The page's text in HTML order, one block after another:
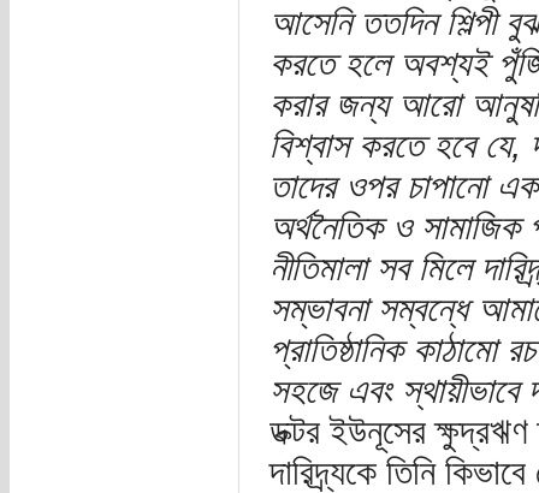
আসেনি ততদিন শিল্পী
করতে হলে অবশ্যই
করার জন্য আরো
বিশ্বাস করতে হবে যে,
তাদের ওপর চাপানো
অর্থনৈতিক ও সামাজিক
নীতিমালা সব মিলে
সম্ভাবনা সম্বন্ধে
প্রাতিষ্ঠানিক
সহজে এবং স্থায়ীভাবে
ডক্টর ইউনূসের ক্ষুদ্রঋণ
দারিদ্র্যকে তিনি